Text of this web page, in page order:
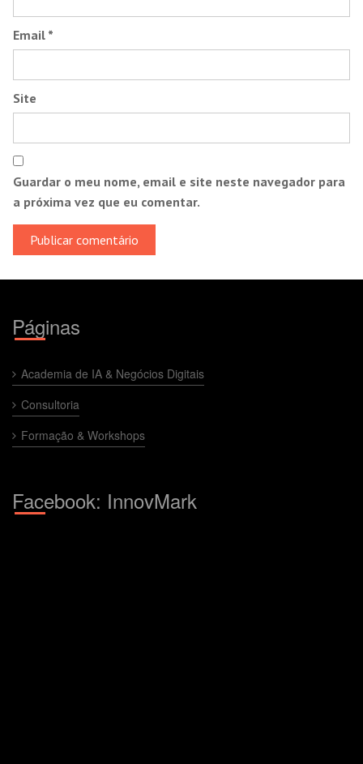
Email *
Site
Guardar o meu nome, email e site neste navegador para
a próxima vez que eu comentar.
Páginas
Academia de IA & Negócios Digitais
Consultoria
Formação & Workshops
Facebook: InnovMark